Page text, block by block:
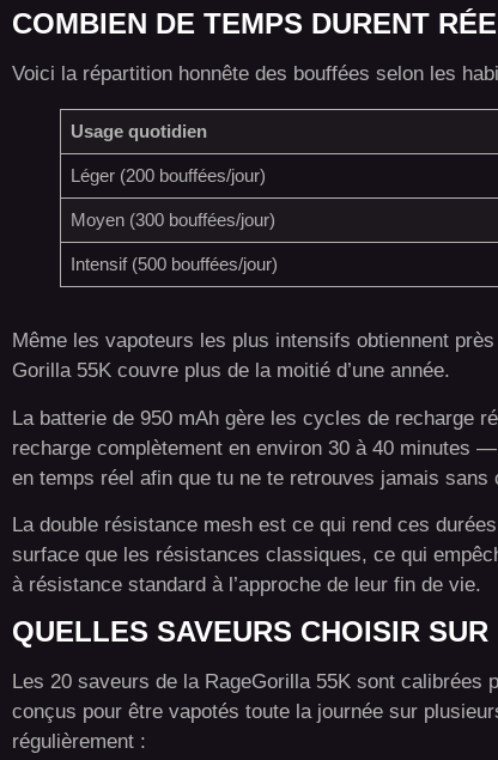
COMBIEN DE TEMPS DURENT
Voici la répartition honnête des bouffées selon les
Usage quotidien
Léger (200 bouffées/jour)
Moyen (300 bouffées/jour)
Intensif (500 bouffées/jour)
Même les vapoteurs les plus intensifs obtiennent
Gorilla 55K couvre plus de la moitié d’une année.
La batterie de 950 mAh gère les cycles de recharge
recharge complètement en environ 30 à 40 minutes
en temps réel afin que tu ne te retrouves jamais
La double résistance mesh est ce qui rend ces
surface que les résistances classiques, ce qui
à résistance standard à l’approche de leur fin de vie.
QUELLES SAVEURS CHOISIR
Les 20 saveurs de la RageGorilla 55K sont
conçus pour être vapotés toute la journée sur
régulièrement :